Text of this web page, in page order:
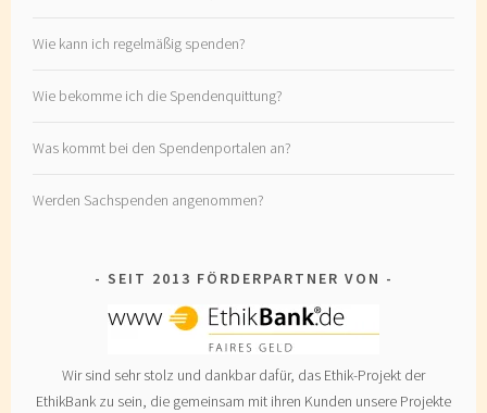
Wie kann ich regelmäßig spenden?
Wie bekomme ich die Spendenquittung?
Was kommt bei den Spendenportalen an?
Werden Sachspenden angenommen?
SEIT 2013 FÖRDERPARTNER VON
Wir sind sehr stolz und dankbar dafür, das Ethik-Projekt der
EthikBank zu sein, die gemeinsam mit ihren Kunden unsere Projekte